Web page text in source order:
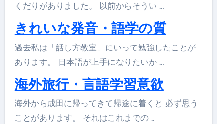
くだりがありました。 以前からそうい …
きれいな発音・語学の質
過去私は「話し方教室」にいって勉強したことが
あります。 日本語が上手になりたいか …
海外旅行・言語学習意欲
海外から成田に帰ってきて帰途に着くと 必ず思う
ことがあります。 それはこれまでの …